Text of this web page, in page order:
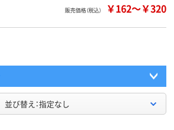
販売価格（税込） ￥162～￥320
並び替え：指定なし